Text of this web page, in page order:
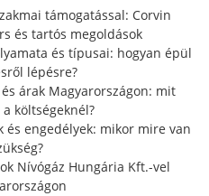
r
:
támogatással: Corvin
és tartós megoldások
és típusai: hogyan épül
lépésre?
árak Magyarországon: mit
költségeknél?
és engedélyek: mikor mire van
Nívógáz Hungária Kft.-vel